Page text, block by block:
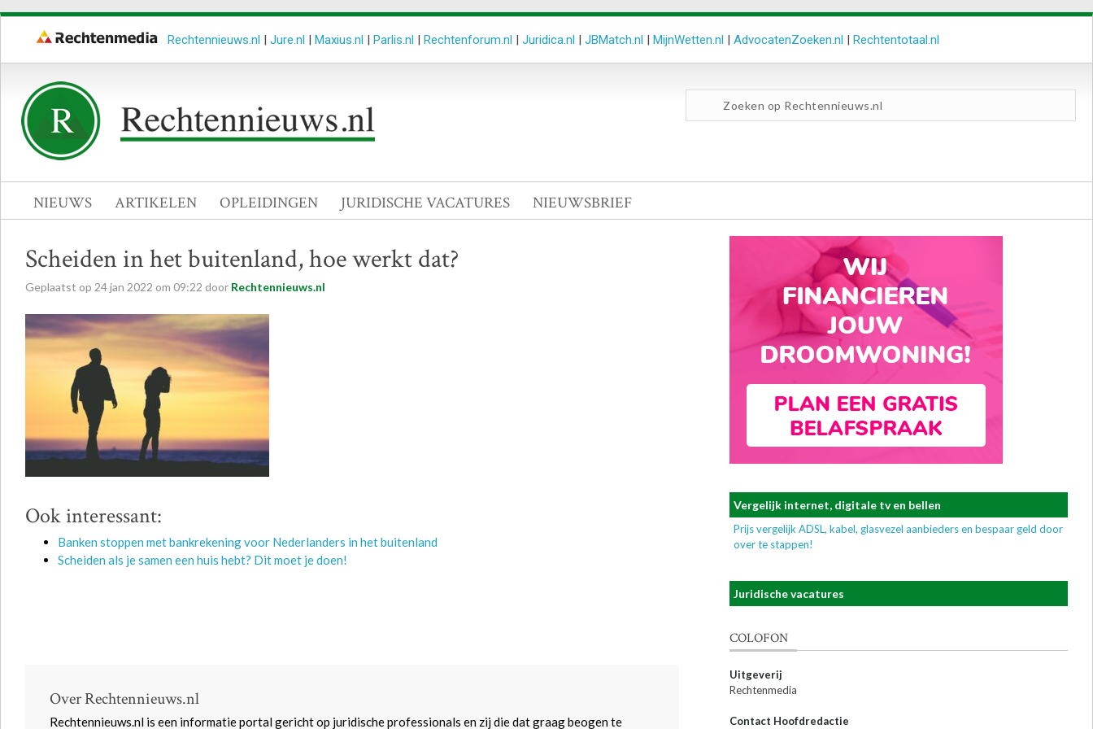
Rechtennieuws.nl | Jure.nl | Maxius.nl | Parlis.nl | Rechtenforum.nl | Juridica.nl | JBMatch.nl | MijnWetten.nl | AdvocatenZoeken.nl | Rechtentotaal.nl
NIEUWS ARTIKELEN OPLEIDINGEN JURIDISCHE VACATURES NIEUWSBRIEF
Scheiden in het buitenland, hoe werkt dat?
Geplaatst op 24jan 2022 om 09:22 door Rechtennieuws.nl
Ook interessant:
Banken stoppen met bankrekening voor Nederlanders in het buitenland
Scheiden als je samen een huis hebt? Dit moet je doen!
Over Rechtennieuws.nl
Rechtennieuws.nl is een informatie portal gericht op juridische professionals en zij die dat graag beogen te
Vergelijk internet, digitale tv en bellen
Prijs vergelijk ADSL, kabel, glasvezel aanbieders en bespaar geld door
over te stappen!
Juridische vacatures
COLOFON
Uitgeverij
Rechtenmedia
Contact Hoofdredactie